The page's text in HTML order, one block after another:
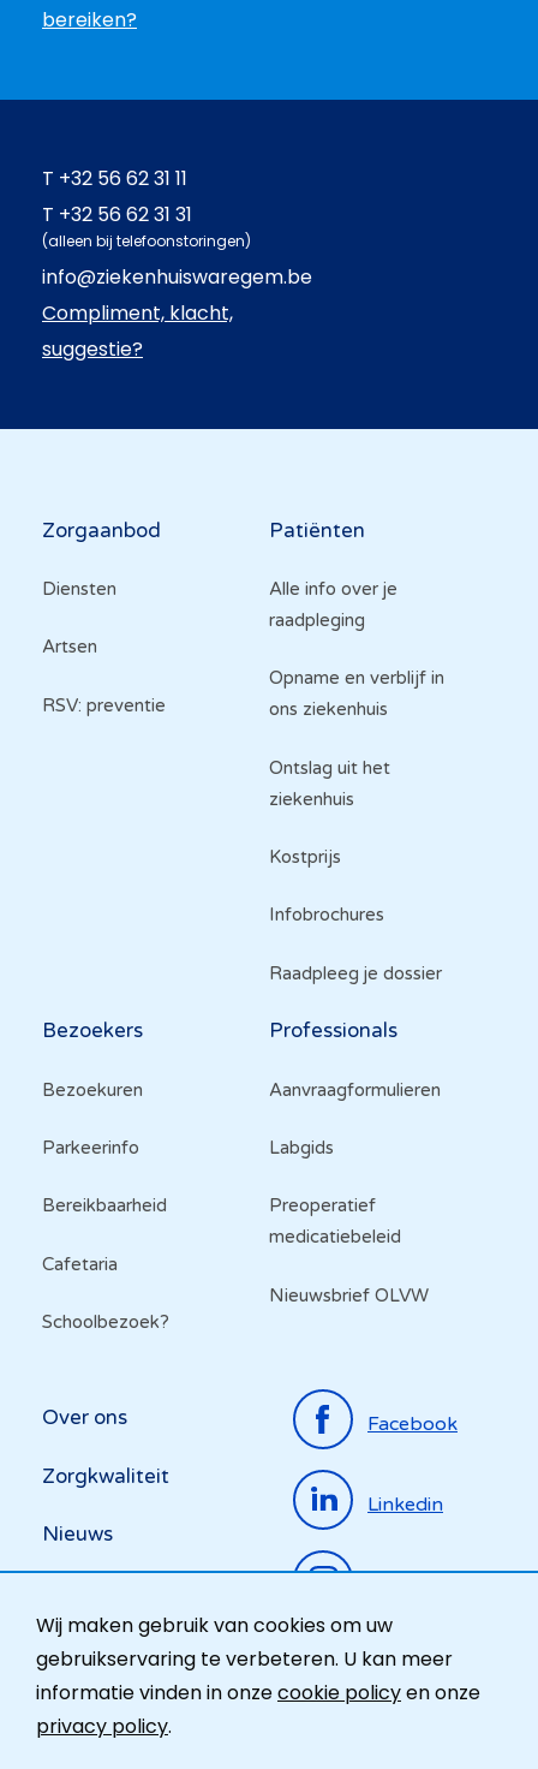
Wij maken gebruik van cookies om uw
gebruikservaring te verbeteren. U kan meer
informatie vinden in onzecookie policyen onze
privacy policy.
bereiken?
T +32 56 62 31 11
T +32 56 62 31 31
(alleen bij telefoonstoringen)
info@ziekenhuiswaregem.be
Compliment, klacht,
suggestie?
Hoofdnavigatie
Zorgaanbod
Diensten
Artsen
RSV: preventie
Patiënten
Alle info over je
raadpleging
Opname en verblijf in
ons ziekenhuis
Ontslag uit het
ziekenhuis
Kostprijs
Infobrochures
Raadpleeg je dossier
Bezoekers
Bezoekuren
Parkeerinfo
Bereikbaarheid
Cafetaria
Schoolbezoek?
Professionals
Aanvraagformulieren
Labgids
Preoperatief
medicatiebeleid
Nieuwsbrief OLVW
Top
menu
Over ons
Zorgkwaliteit
Nieuws
Ombudsdienst
Facebook
Linkedin
Instagram